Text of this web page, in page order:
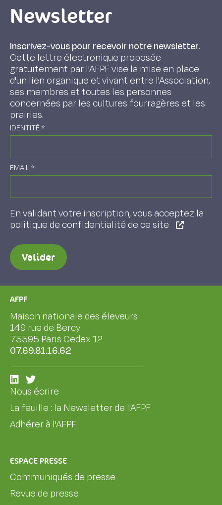
Newsletter
Inscrivez-vous pour recevoir notre newsletter.
Cette lettre électronique proposée
gratuitement par l'AFPF vise la mise en place
d'un lien organique et vivant entre l'Association,
ses membres et toutes les personnes
concernées par les cultures fourragères et les
prairies.
IDENTITÉ*
EMAIL*
En validant votre inscription, vous acceptez la
politique de confidentialité de ce site
Valider
AFPF
Maison nationale des éleveurs
149 rue de Bercy
75595 Paris Cedex 12
07.69.81.16.62
Nous écrire
La feuille : la Newsletter de l'AFPF
Adhérer à l'AFPF
ESPACE PRESSE
Communiqués de presse
Revue de presse